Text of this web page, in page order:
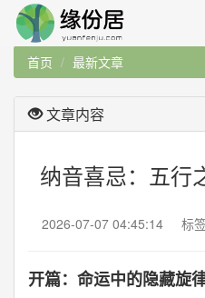
首页 最新文章
文章内容
纳音喜忌：五行
2026-07-07 04:45:14 标签
开篇：命运中的隐藏旋